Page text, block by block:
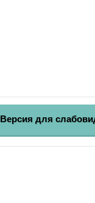
Версия для